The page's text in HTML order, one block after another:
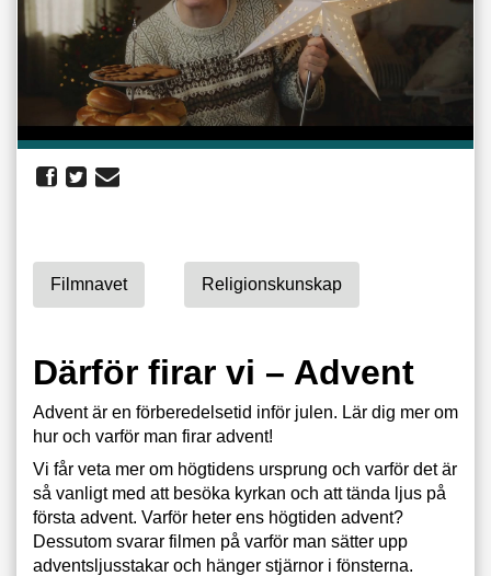
Filmnavet Religionskunskap
Därför firar vi – Advent
Advent är en förberedelsetid inför julen. Lär dig mer om
hur och varför man firar advent!
Vi får veta mer om högtidens ursprung och varför det är
så vanligt med att besöka kyrkan och att tända ljus på
första advent. Varför heter ens högtiden advent?
Dessutom svarar filmen på varför man sätter upp
adventsljusstakar och hänger stjärnor i fönsterna.